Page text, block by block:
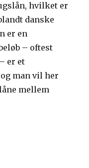
hvilket er
danske
er en
– oftest
er et
man vil her
mellem